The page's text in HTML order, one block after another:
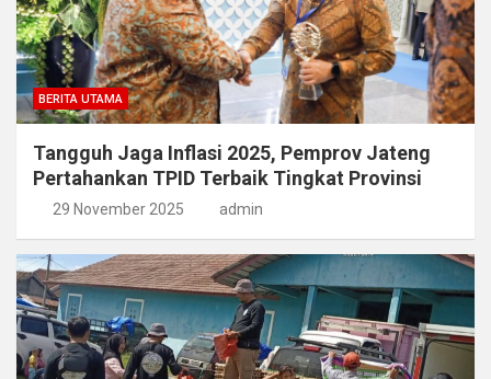
BERITA UTAMA
Tangguh Jaga Inflasi 2025, Pemprov Jateng
Pertahankan TPID Terbaik Tingkat Provinsi
29 November 2025 admin